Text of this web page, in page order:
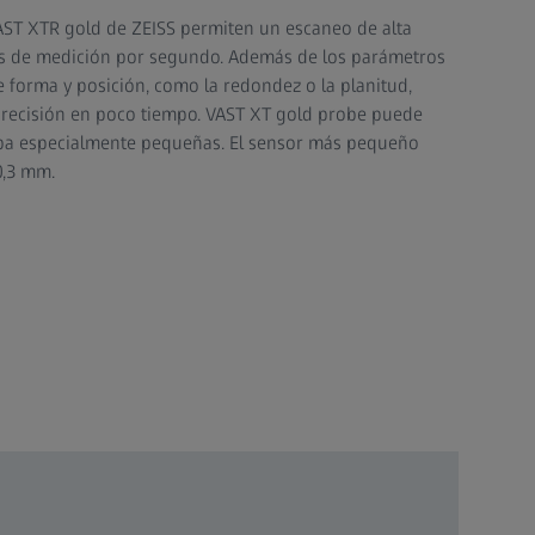
XTR gold de ZEISS permiten un escaneo de alta
medición por segundo. Además de los parámetros
forma y posición, como la redondez o la planitud,
en poco tiempo. VAST XT gold probe puede
especialmente pequeñas. El sensor más pequeño
mm.